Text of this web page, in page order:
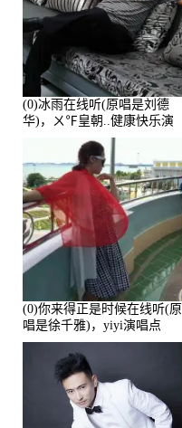
(0)冰雨在线听(原唱是刘德
华)，ㄨ℉皇朝..健康快乐演
唱点播:26643次
(0)你来得正是时候在线听(原
唱是徐千雅)，yiyi演唱点
播:21991次